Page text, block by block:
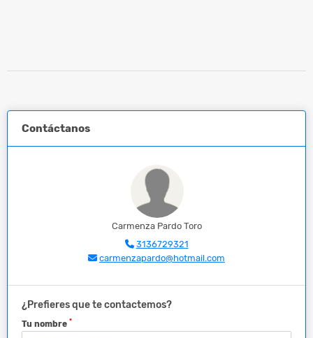
Contáctanos
Carmenza Pardo Toro
3136729321
carmenzapardo@hotmail.com
¿Prefieres que te contactemos?
Tu nombre *